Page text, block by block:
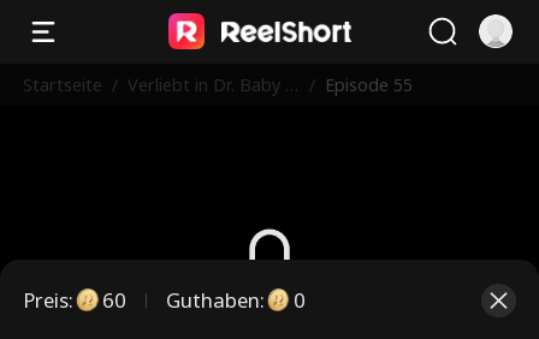
Startseite / Verliebt in Dr. Baby D / Episode 55
Preis: 60 Guthaben: 0